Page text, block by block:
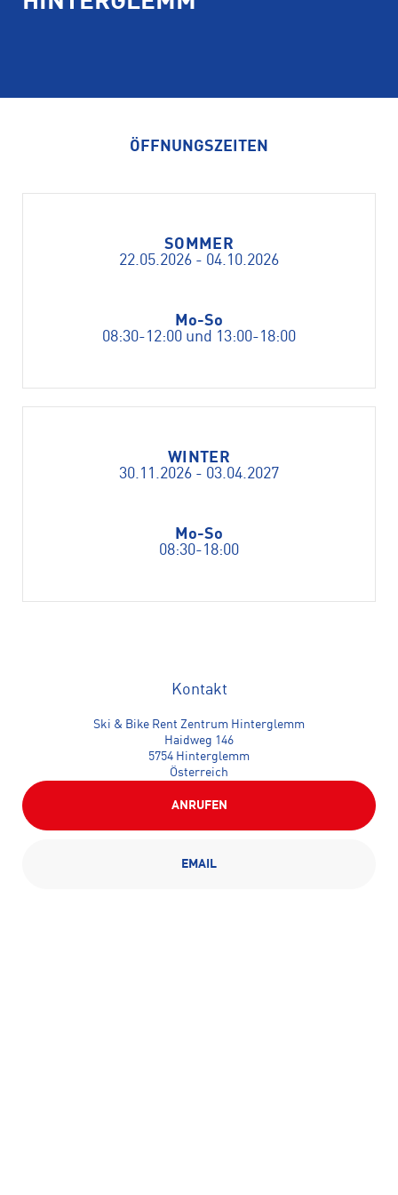
ÖFFNUNGSZEITEN
SOMMER
22.05.2026 - 04.10.2026
Mo-So
08:30-12:00 und 13:00-18:00
WINTER
30.11.2026 - 03.04.2027
Mo-So
08:30-18:00
Kontakt
Ski & Bike Rent Zentrum Hinterglemm
Haidweg 146
5754 Hinterglemm
Österreich
ANRUFEN
EMAIL